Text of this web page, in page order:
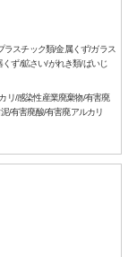
ラスチック類/金属くず/ガラス
ず/鉱さい/がれき類/ばいじ
リ/感染性産業廃棄物/有害廃
/有害廃酸/有害廃アルカリ